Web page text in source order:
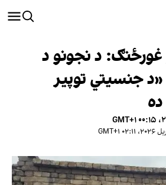
د نجونو د
جنسیتي توپیر